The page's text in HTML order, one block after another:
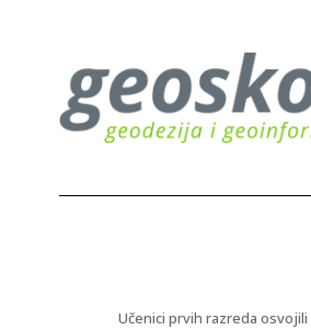
Učenici prvih razreda osvojili